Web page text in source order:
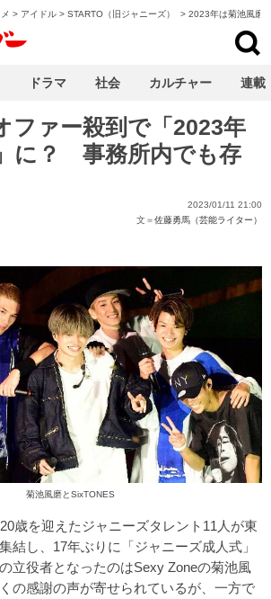
> アイドル > STARTO（旧ジャニーズ） > 2023年は菊池風磨
ファー殺到で「2023年
に？ 事務所内でも存
2023/01/11 21:00
文＝佐藤勇馬（芸能ライター）
菊池風磨とSixTONES
歳を迎えたジャニーズタレント11人が東
結し、17年ぶりに「ジャニーズ成人式」
立役者となったのはSexy Zoneの菊池風
の感謝の声が寄せられているが、一方で
ドラマ 社会 カルチャー 連載